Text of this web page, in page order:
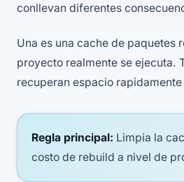
conllevan diferentes
Una es una cache de paquetes
proyecto realmente se ejecuta.
recuperan espacio
Regla principal: Limpia la
costo de rebuild a nivel de